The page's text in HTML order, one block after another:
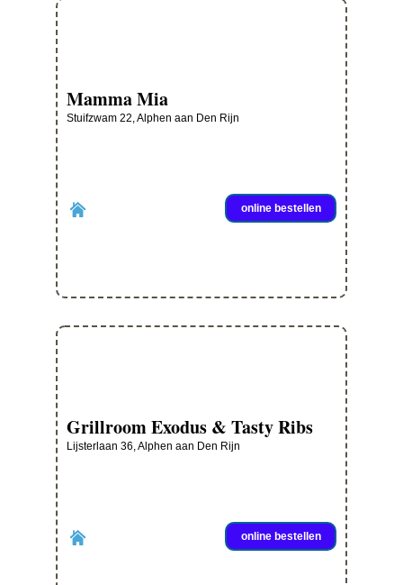
Mamma Mia
Stuifzwam 22, Alphen aan Den Rijn
online bestellen
Grillroom Exodus & Tasty Ribs
Lijsterlaan 36, Alphen aan Den Rijn
online bestellen